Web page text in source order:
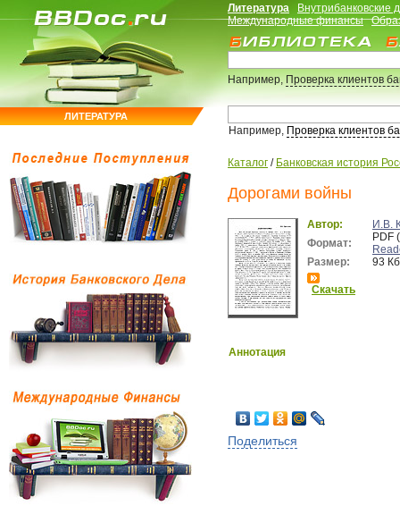
ЛИТЕРАТУРА
Литература
Внутрибанковские
Международные финансы
Например,Проверка клиентов
Например, Проверка клиентов
Каталог / Банковская история
Дорогами войны
Автор:
И.В.
Формат:
PDF
Размер:
93 Кб
Скачать
Аннотация
Поделиться